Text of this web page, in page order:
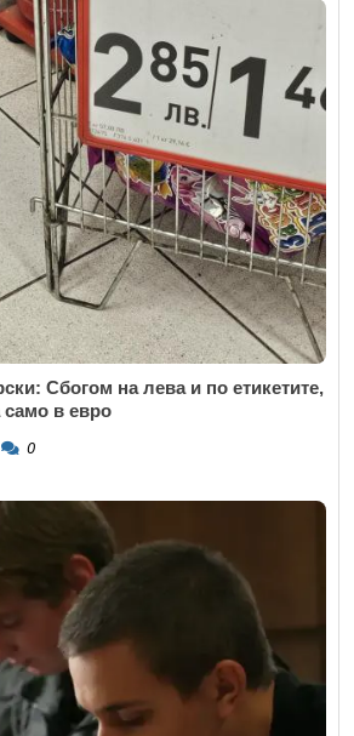
Сбогом на лева и по етикетите,
само в евро
0